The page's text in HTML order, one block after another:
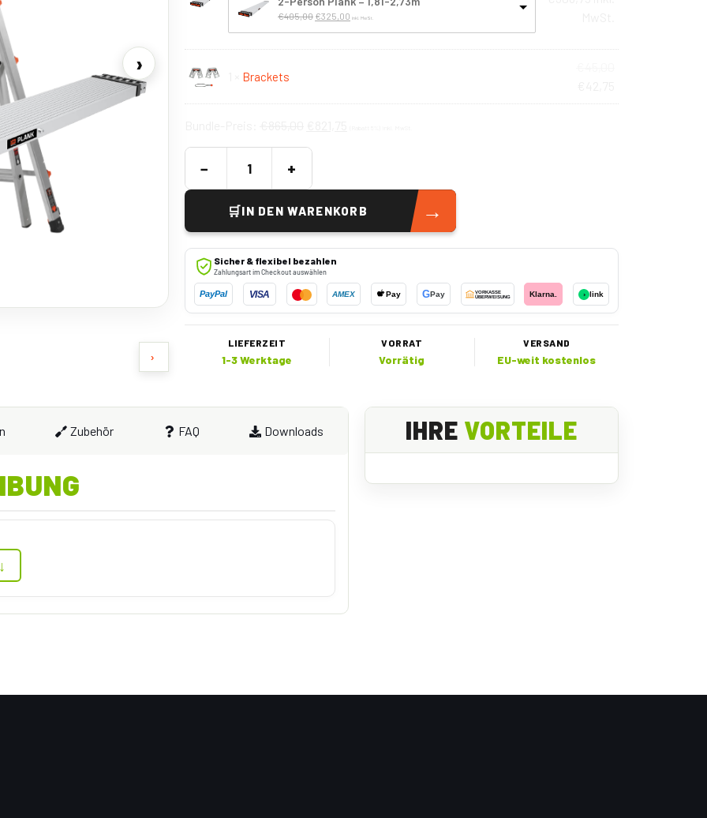
›
›
€405,00 €325,00 inkl. MwSt.
Brackets
− +
🛒IN DEN WARENKORB →
Sicher & flexibel bezahlen
Zahlungsart im Checkout auswählen
PayPal VISA AMEX Pay GPay
VORKASSE
ÜBERWEISUNG
Klarna. › link
LIEFERZEIT
1-3 Werktage
VORRAT
Vorrätig
VERSAND
EU-weit kostenlos
Zubehör FAQ Downloads IHRE VORTEILE